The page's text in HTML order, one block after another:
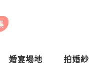
婚宴場地 拍婚紗